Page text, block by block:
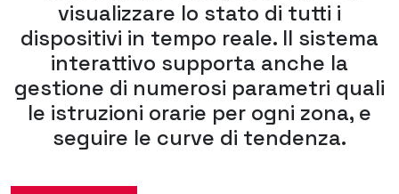
visualizzare lo stato di tutti i
dispositivi in tempo reale. Il sistema
interattivo supporta anche la
gestione di numerosi parametri quali
le istruzioni orarie per ogni zona, e
seguire le curve di tendenza.